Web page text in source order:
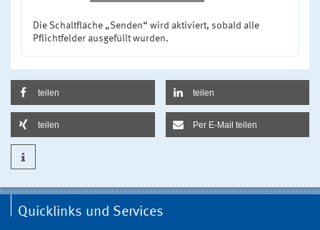
Die Schaltfläche „Senden“ wird aktiviert, sobald alle
Pflichtfelder ausgefüllt wurden.
teilen teilen
teilen Per E-Mail teilen
Quicklinks und Services